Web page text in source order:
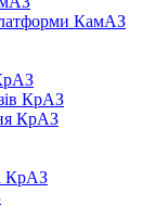
КамАЗ
КрАЗ
КрАЗ
КрАЗ